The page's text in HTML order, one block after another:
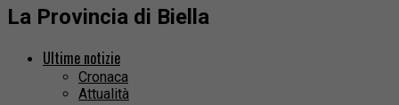
La Provincia di Biella
Ultime notizie
Cronaca
Attualità